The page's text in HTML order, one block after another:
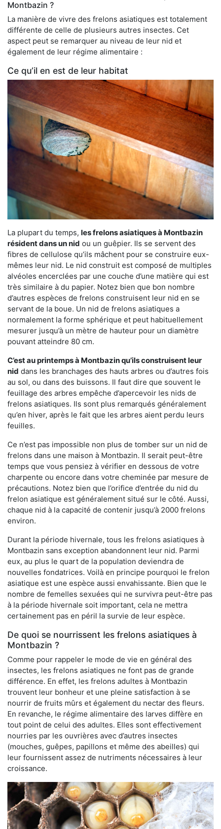
Montbazin ?
La manière de vivre des frelons asiatiques est totalement
différente de celle de plusieurs autres insectes. Cet
aspect peut se remarquer au niveau de leur nid et
également de leur régime alimentaire :
Ce qu’il en est de leur habitat
La plupart du temps, les frelons asiatiques à Montbazin
résident dans un nid ou un guêpier. Ils se servent des
fibres de cellulose qu’ils mâchent pour se construire eux-
mêmes leur nid. Le nid construit est composé de multiples
alvéoles encerclées par une couche d’une matière qui est
très similaire à du papier. Notez bien que bon nombre
d’autres espèces de frelons construisent leur nid en se
servant de la boue. Un nid de frelons asiatiques a
normalement la forme sphérique et peut habituellement
mesurer jusqu’à un mètre de hauteur pour un diamètre
pouvant atteindre 80 cm.
C’est au printemps à Montbazin qu’ils construisent leur
nid dans les branchages des hauts arbres ou d’autres fois
au sol, ou dans des buissons. Il faut dire que souvent le
feuillage des arbres empêche d’apercevoir les nids de
frelons asiatiques. Ils sont plus remarqués généralement
qu’en hiver, après le fait que les arbres aient perdu leurs
feuilles.
Ce n’est pas impossible non plus de tomber sur un nid de
frelons dans une maison à Montbazin. Il serait peut-être
temps que vous pensiez à vérifier en dessous de votre
charpente ou encore dans votre cheminée par mesure de
précautions. Notez bien que l’orifice d’entrée du nid du
frelon asiatique est généralement situé sur le côté. Aussi,
chaque nid à la capacité de contenir jusqu’à 2000 frelons
environ.
Durant la période hivernale, tous les frelons asiatiques à
Montbazin sans exception abandonnent leur nid. Parmi
eux, au plus le quart de la population deviendra de
nouvelles fondatrices. Voilà en principe pourquoi le frelon
asiatique est une espèce aussi envahissante. Bien que le
nombre de femelles sexuées qui ne survivra peut-être pas
à la période hivernale soit important, cela ne mettra
certainement pas en péril la survie de leur espèce.
De quoi se nourrissent les frelons asiatiques à
Montbazin ?
Comme pour rappeler le mode de vie en général des
insectes, les frelons asiatiques ne font pas de grande
différence. En effet, les frelons adultes à Montbazin
trouvent leur bonheur et une pleine satisfaction à se
nourrir de fruits mûrs et également du nectar des fleurs.
En revanche, le régime alimentaire des larves diffère en
tout point de celui des adultes. Elles sont effectivement
nourries par les ouvrières avec d’autres insectes
(mouches, guêpes, papillons et même des abeilles) qui
leur fournissent assez de nutriments nécessaires à leur
croissance.